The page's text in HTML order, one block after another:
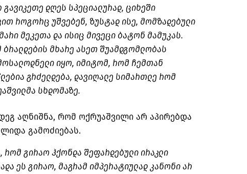
დღეს სპეციალურად, ციხეში
როგორც უშვებენ, ზუსტად ისე, მომზადებული
მეკეთა და ისიც მივეცი ბატონ მამუკას.
მხარე ასეთ შუამდგომლობას
იყო, იმიტომ, რომ ჩემთან
გრძელდება, დავიღალე სიმართლე რომ
სხდომაზე.
აღნიშნა, რომ ოქრუაშვილი არ აპირებდა
გამოძიებას.
გირაო ჰქონდა შეფარდებული ირაკლი
ეს გირაო, მაგრამ იმპერატიულად კანონი არ